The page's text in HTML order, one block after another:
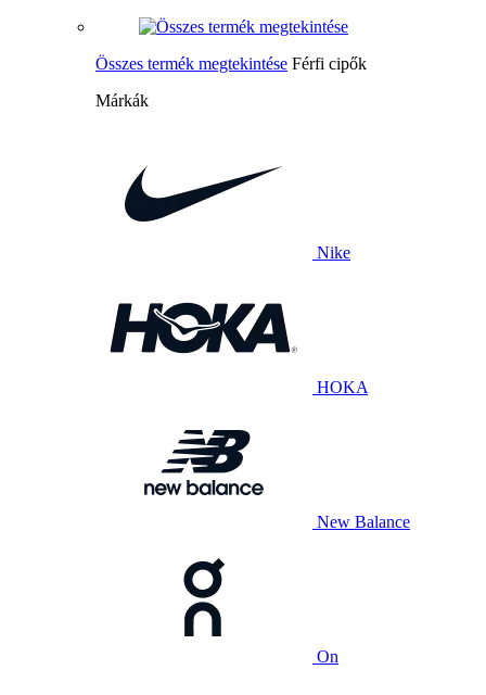
Összes termék megtekintése Férfi cipők
Márkák
Nike
HOKA
New Balance
On